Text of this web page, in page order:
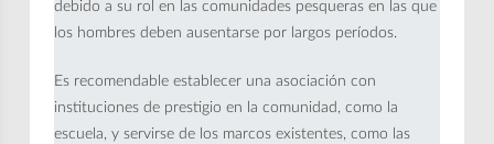
debido a su rol en las comunidades pesqueras en las que
los hombres deben ausentarse por largos períodos.
Es recomendable establecer una asociación con
instituciones de prestigio en la comunidad, como la
escuela, y servirse de los marcos existentes, como las